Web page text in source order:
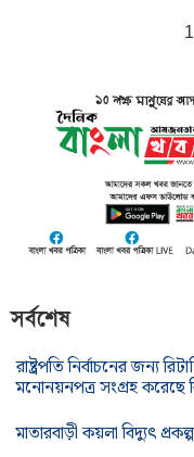
1
সর্বশেষ
রাষ্ট্রপতি নির্বাচনের জন্য
মনোনয়নপত্র সংগ্রহ করেছে
মাতারবাড়ী কয়লা বিদ্যুৎ প্রকল্প